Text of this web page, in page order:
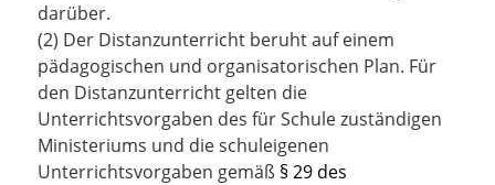
darüber.
(2) Der Distanzunterricht beruht auf einem
pädagogischen und organisatorischen Plan. Für
den Distanzunterricht gelten die
Unterrichtsvorgaben des für Schule zuständigen
Ministeriums und die schuleigenen
Unterrichtsvorgaben gemäß § 29 des